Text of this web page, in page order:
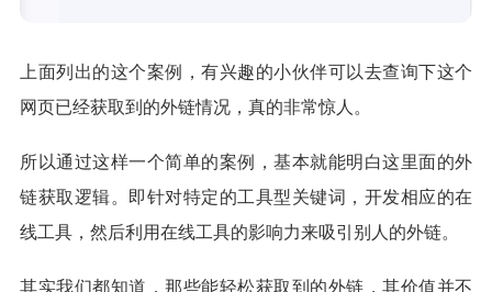
上面列出的这个案例，有兴趣的小伙伴可以去查询下这个
网页已经获取到的外链情况，真的非常惊人。
所以通过这样一个简单的案例，基本就能明白这里面的外
链获取逻辑。即针对特定的工具型关键词，开发相应的在
线工具，然后利用在线工具的影响力来吸引别人的外链。
其实我们都知道，那些能轻松获取到的外链，其价值并不